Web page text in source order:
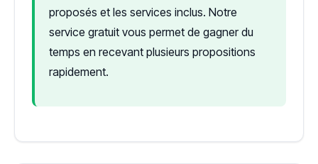
proposés et les services inclus. Notre
service gratuit vous permet de gagner du
temps en recevant plusieurs propositions
rapidement.